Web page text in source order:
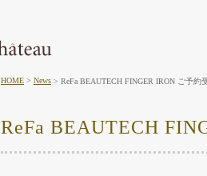
HOME News ReFa BEAUTECH FINGER IRON ご予約
ReFa BEAUTECH